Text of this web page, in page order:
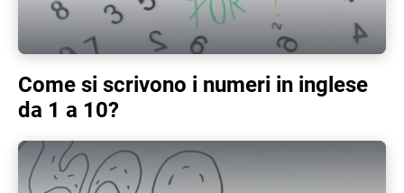
Come si scrivono i numeri in inglese
da 1 a 10?